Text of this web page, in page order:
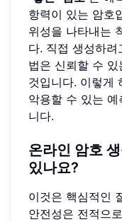
항력이 있는 암호
위성을 나타내는
다. 직접 생성하
법은 신뢰할 수
것입니다. 이렇게
악용할 수 있는
니다.
온라인 암호
있나요?
이것은 핵심적인
안전성은 전적으로